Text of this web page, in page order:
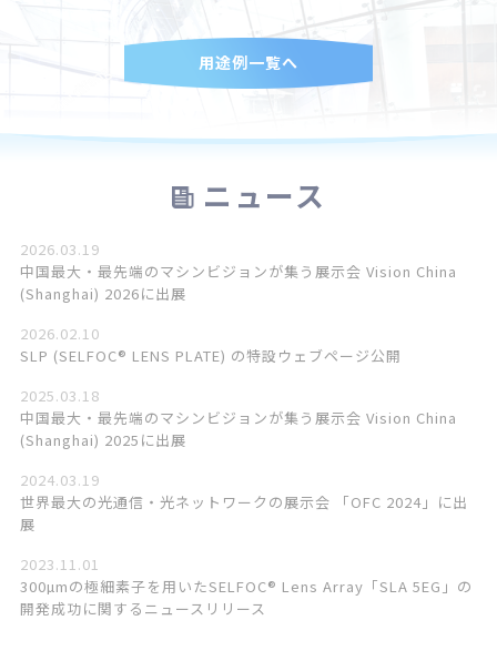
用途例一覧へ
ニュース
2026.03.19
中国最大・最先端のマシンビジョンが集う展示会 Vision China
(Shanghai) 2026に出展
2026.02.10
SLP (SELFOC® LENS PLATE) の特設ウェブページ公開
2025.03.18
中国最大・最先端のマシンビジョンが集う展示会 Vision China
(Shanghai) 2025に出展
2024.03.19
世界最大の光通信・光ネットワークの展示会 「OFC 2024」に出
展
2023.11.01
300µmの極細素子を用いたSELFOC® Lens Array「SLA 5EG」の
開発成功に関するニュースリリース